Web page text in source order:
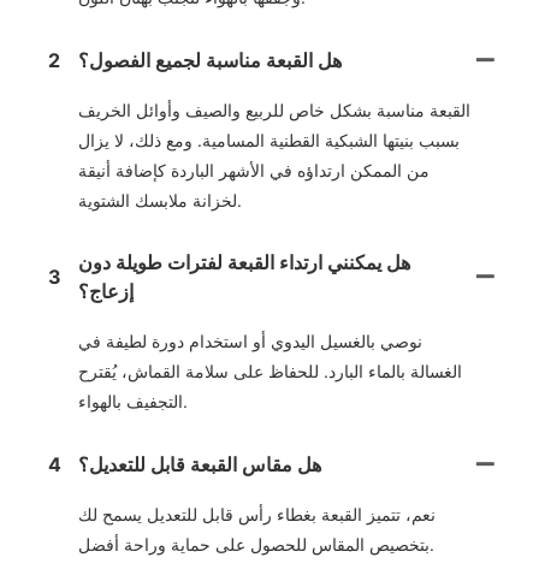
2 هل القبعة مناسبة لجميع الفصول؟
القبعة مناسبة بشكل خاص للربيع والصيف وأوائل الخريف
بسبب بنيتها الشبكية القطنية المسامية. ومع ذلك، لا يزال
من الممكن ارتداؤه في الأشهر الباردة كإضافة أنيقة
لخزانة ملابسك الشتوية.
3
هل يمكنني ارتداء القبعة لفترات طويلة دون
إزعاج؟
نوصي بالغسيل اليدوي أو استخدام دورة لطيفة في
الغسالة بالماء البارد. للحفاظ على سلامة القماش، يُقترح
التجفيف بالهواء.
4 هل مقاس القبعة قابل للتعديل؟
نعم، تتميز القبعة بغطاء رأس قابل للتعديل يسمح لك
بتخصيص المقاس للحصول على حماية وراحة أفضل.